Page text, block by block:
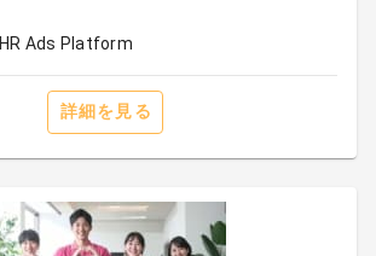
HR Ads Platform
詳細を見る